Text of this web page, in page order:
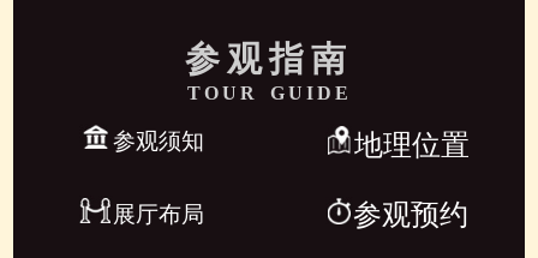
参观指南
TOUR GUIDE
参观须知 地理位置
展厅布局 参观预约